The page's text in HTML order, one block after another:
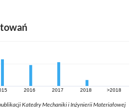
Katedry Mechaniki i Inżynierii Materiałowej